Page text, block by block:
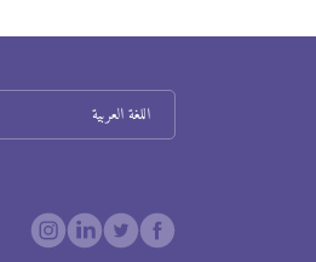
اللغة العربية